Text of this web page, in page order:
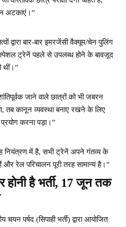
अटकाएं।”
द्वारा बार-बार इमरजेंसी वैक्यूम/चेन पुलिंग
स्पेशल ट्रेनें पहले से उपलब्ध होने के बावजूद
थीं।”
जाने वाले छात्रों को भी जबरन
तब कानून व्यवस्था बनाए रखने के लिए
करना पड़ा।”
नियंत्रण में है, सभी ट्रेनें अपने गंतव्य के
और रेल परिचालन पूरी तरह सामान्य है।”
होनी है भर्ती, 17 जून तक
पर्षद (सिपाही भर्ती) द्वारा आयोजित